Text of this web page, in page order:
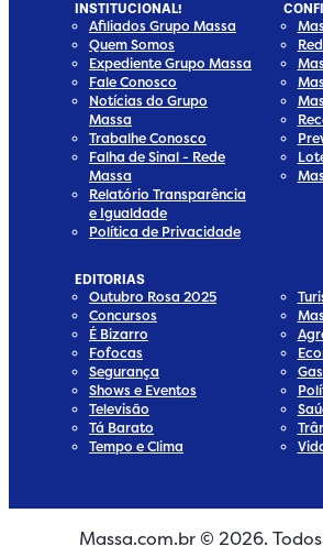
INSTITUCIONAL!
Afiliados Grupo Massa
Quem Somos
Expediente Grupo Massa
Fale Conosco
Notícias do Grupo
Massa
Trabalhe Conosco
Falha de Sinal - Rede
Massa
Relatório Transparência
e Igualdade
Política de Privacidade
EDITORIAS
Outubro Rosa 2025
Concursos
É Bizarro
Fofocas
Segurança
Shows e Eventos
Televisão
Tá Barato
Tempo e Clima
Massa.com.br © 2026.